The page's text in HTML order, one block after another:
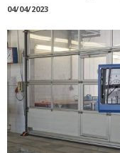
04/04/2023